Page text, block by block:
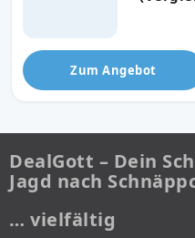
Zum Angebot
DealGott – Dein
Jagd nach
… vielfältig